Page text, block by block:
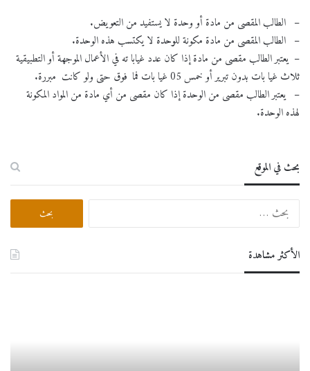
– الطالب المقصى من مادة أو وحدة لا يستفيد من التعويض.
– الطالب المقصى من مادة مكونة للوحدة لا يكتسب هذه الوحدة.
– يعتبر الطالب مقصى من مادة إذا كان عدد غيابا ته في الأعمال الموجهة أو التطبيقية
ثلاث غيا بات بدون تبرير أو خمس 05 غيا بات فما فوق حتى ولو كانت مبررة.
– يعتبر الطالب مقصى من الوحدة إذا كان مقصى من أي مادة من المواد المكونة
لهذه الوحدة.
بحث في الموقع
البحث
الأكثر مشاهدة